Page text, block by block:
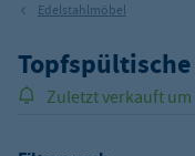
Edelstahlmöbel
Topfspültische
Zuletzt verkauft um